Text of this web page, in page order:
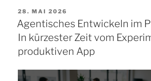
VERÖFFENTLICHT
AM
28. MAI 2026
Agentisches Entwickeln im
In kürzester Zeit vom
produktiven App